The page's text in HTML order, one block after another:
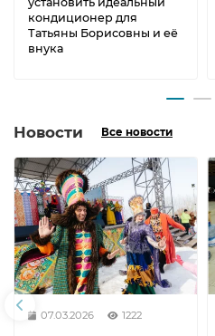
кондиционер для
Татьяны Борисовны и её
внука
Новости Все новости
07.03.2026 1222